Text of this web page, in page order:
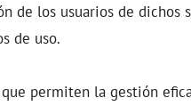
de los usuarios de
de uso.
permiten la gestión